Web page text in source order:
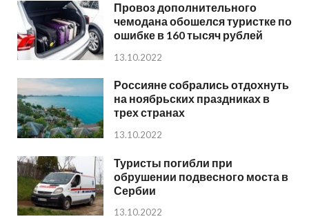
Провоз дополнительного
чемодана обошелся туристке по
ошибке в 160 тысяч рублей
13.10.2022
Россияне собрались отдохнуть
на ноябрьских праздниках в
трех странах
13.10.2022
Туристы погибли при
обрушении подвесного моста в
Сербии
13.10.2022